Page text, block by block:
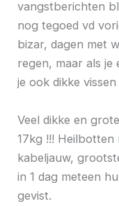
vangstberichten
nog tegoed vd
bizar, dagen met
regen, maar als je
je ook dikke vissen
Veel dikke en
17kg !!! Heilbotten
kabeljauw,
in 1 dag meteen
gevist.